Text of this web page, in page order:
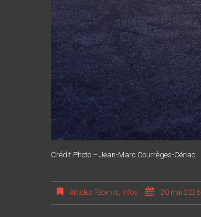
Crédit Photo – Jean-Marc Courrèges-Cénac
Articles Récents, Infos 20 mai 2026